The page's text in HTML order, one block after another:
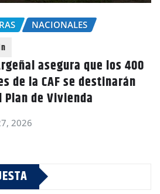
NACIONALES
asegura que los 400
de la CAF se destinarán
de Vivienda
2026